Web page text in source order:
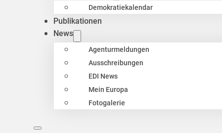
Demokratiekalendar
Publikationen
News
Agenturmeldungen
Ausschreibungen
EDI News
Mein Europa
Fotogalerie